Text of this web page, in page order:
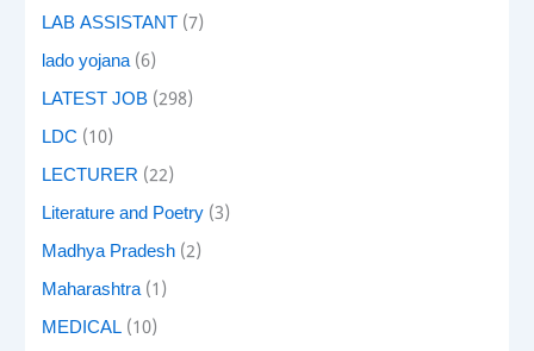
LAB ASSISTANT (7)
lado yojana(6)
LATEST JOB (298)
LDC (10)
LECTURER (22)
Literature and Poetry (3)
Madhya Pradesh (2)
Maharashtra(1)
MEDICAL (10)